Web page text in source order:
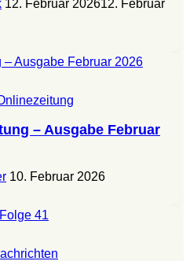
12. Februar 202612. Februar
– Ausgabe Februar
10. Februar 2026